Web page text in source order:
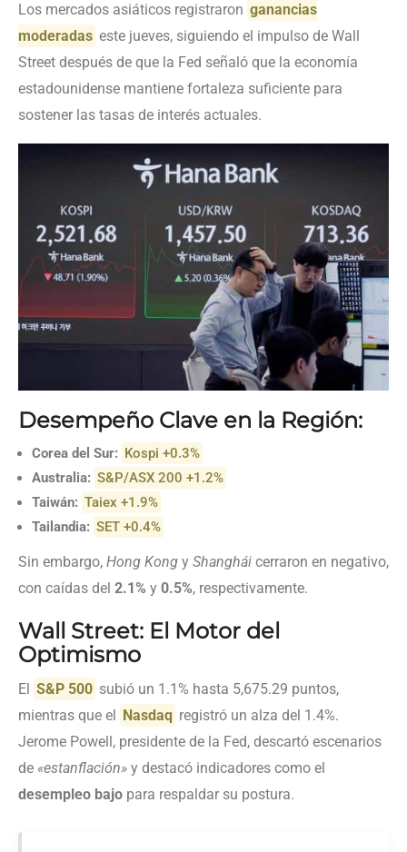
Los mercados asiáticos registraron ganancias
moderadas este jueves, siguiendo el impulso de Wall
Street después de que la Fed señaló que la economía
estadounidense mantiene fortaleza suficiente para
sostener las tasas de interés actuales.
Desempeño Clave en la Región:
Corea del Sur: Kospi +0.3%
Australia: S&P/ASX 200 +1.2%
Taiwán: Taiex +1.9%
Tailandia: SET +0.4%
Sin embargo, Hong Kong y Shanghái cerraron en negativo,
con caídas del 2.1% y 0.5%, respectivamente.
Wall Street: El Motor del
Optimismo
El S&P 500 subió un 1.1% hasta 5,675.29 puntos,
mientras que el
Nasdaq registró un alza del 1.4%.
Jerome Powell, presidente de la Fed, descartó escenarios
de «estanflación» y destacó indicadores como el
desempleo bajo para respaldar su postura.